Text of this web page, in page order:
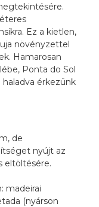
Ez a kietlen,
növényzettel
Hamarosan
Ponta do Sol
érkezünk
de
nyújt az
eltöltésére.
madeirai
(nyárson